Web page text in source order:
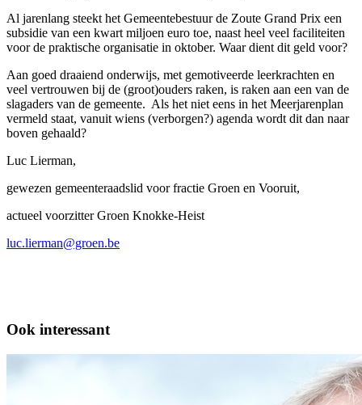
Al jarenlang steekt het Gemeentebestuur de Zoute Grand Prix een
subsidie van een kwart miljoen euro toe, naast heel veel faciliteiten
voor de praktische organisatie in oktober. Waar dient dit geld voor?
Aan goed draaiend onderwijs, met gemotiveerde leerkrachten en
veel vertrouwen bij de (groot)ouders raken, is raken aan een van de
slagaders van de gemeente. Als het niet eens in het Meerjarenplan
vermeld staat, vanuit wiens (verborgen?) agenda wordt dit dan naar
boven gehaald?
Luc Lierman,
gewezen gemeenteraadslid voor fractie Groen en Vooruit,
actueel voorzitter Groen Knokke-Heist
luc.lierman@groen.be
Ook interessant